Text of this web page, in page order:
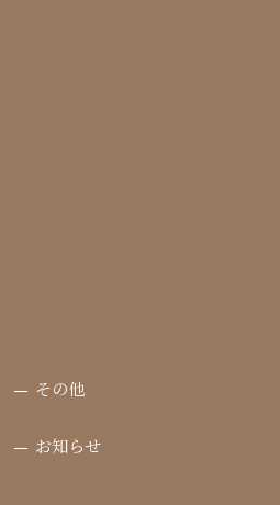
その他
お知らせ